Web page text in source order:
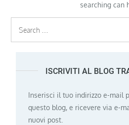
searching can
ISCRIVITI AL BLOG
Inserisci il tuo indirizzo e-mail
questo blog, e ricevere via e-
nuovi post.